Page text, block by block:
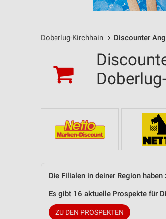
Doberlug-Kirchhain Discounter
Die Filialen in deiner Region
Es gibt 16 aktuelle Prospekte für
ZU DEN PROSPEKTEN